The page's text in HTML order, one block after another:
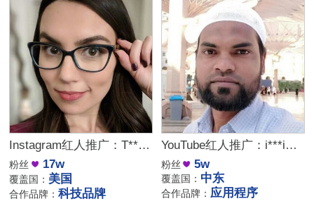
Instagram红人推广：T***r｜美国 游戏
粉丝 17w
覆盖国： 美国
合作品牌：科技品牌
YouTube红人推广：i***i｜沙特阿拉伯 科技
粉丝 5w
覆盖国： 中东
合作品牌： 应用程序